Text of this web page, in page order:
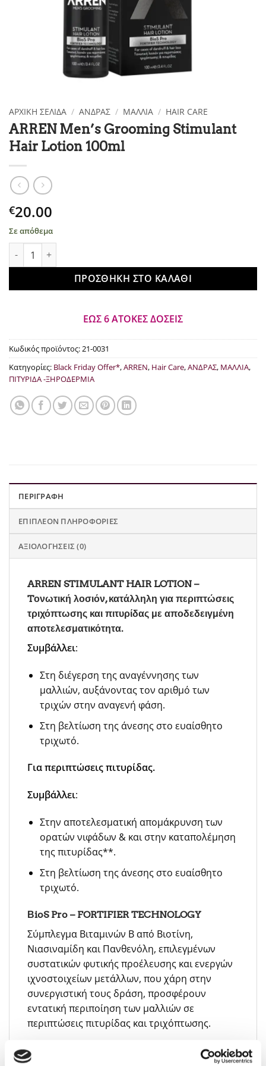
ΑΡΧΙΚΉ ΣΕΛΊΔΑ / ΑΝΔΡΑΣ / ΜΑΛΛΙΑ / HAIR CARE
ARREN Men’s Grooming Stimulant
Hair Lotion 100ml
€20.00
Σε απόθεμα
ARREN Men's Grooming Stimulant Hair Lotion 100ml ποσότητα
ΠΡΟΣΘΉΚΗ ΣΤΟ ΚΑΛΆΘΙ
ΕΩΣ 6 ΑΤΟΚΕΣ ΔΟΣΕΙΣ
Κωδικός προϊόντος:21-0031
Κατηγορίες: Black Friday Offer*,ARREN, Hair Care,ΑΝΔΡΑΣ, ΜΑΛΛΙΑ,
ΠΙΤΥΡΙΔΑ -ΞΗΡΟΔΕΡΜΙΑ
ΠΕΡΙΓΡΑΦΉ
ΕΠΙΠΛΈΟΝ ΠΛΗΡΟΦΟΡΊΕΣ
ΑΞΙΟΛΟΓΉΣΕΙΣ (0)
ARREN STIMULANT HAIR LOTION –
Tονωτική λοσιόν, κατάλληλη για περιπτώσεις
τριχόπτωσης και πιτυρίδας με αποδεδειγμένη
αποτελεσματικότητα.
Συμβάλλει:
Στη διέγερση της αναγέννησης των
μαλλιών, αυξάνοντας τον αριθμό των
τριχών στην αναγενή φάση.
Στη βελτίωση της άνεσης στο ευαίσθητο
τριχωτό.
Για περιπτώσεις πιτυρίδας.
Συμβάλλει:
Στην αποτελεσματική απομάκρυνση των
ορατών νιφάδων & και στην καταπολέμηση
της πιτυρίδας**.
Στη βελτίωση της άνεσης στο ευαίσθητο
τριχωτό.
ΒioS Pro – FORTIFIER TECHNOLOGY
Σύμπλεγμα Βιταμινών Β από Βιοτίνη,
Νιασιναμίδη και Πανθενόλη, επιλεγμένων
συστατικών φυτικής προέλευσης και ενεργών
ιχνοστοιχείων μετάλλων, που χάρη στην
συνεργιστική τους δράση, προσφέρουν
εντατική περιποίηση των μαλλιών σε
περιπτώσεις πιτυρίδας και τριχόπτωσης.
Συμβουλές για την εφαρμογή